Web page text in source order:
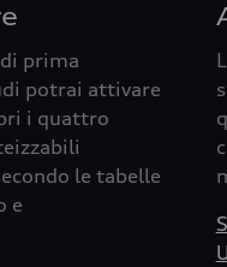
prima
potrai attivare
i quattro
le tabelle
e